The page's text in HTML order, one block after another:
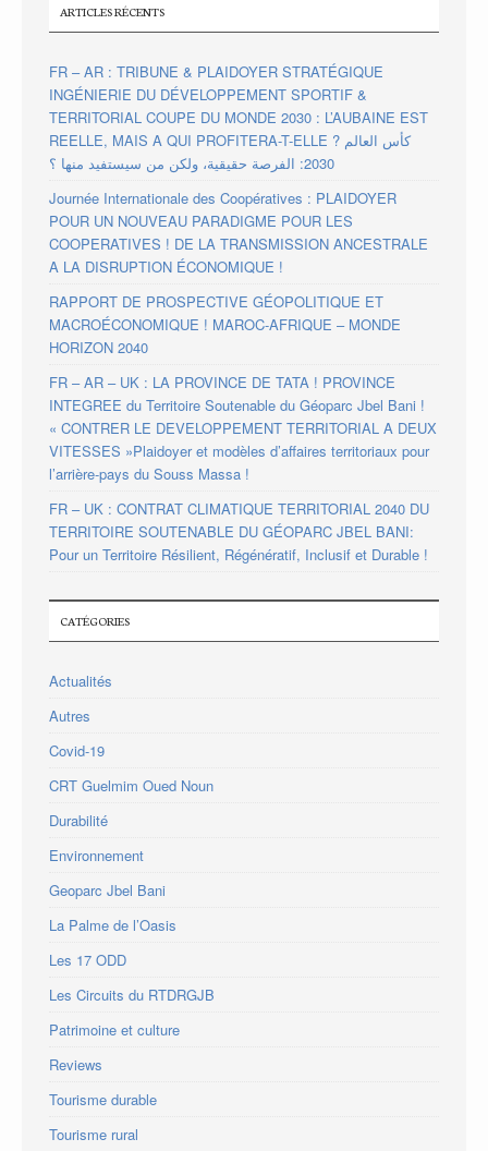
ARTICLES RÉCENTS
FR – AR : TRIBUNE & PLAIDOYER STRATÉGIQUE
INGÉNIERIE DU DÉVELOPPEMENT SPORTIF &
TERRITORIAL COUPE DU MONDE 2030 : L’AUBAINE EST
REELLE, MAIS A QUI PROFITERA-T-ELLE ? كأس العالم
2030: الفرصة حقيقية، ولكن من سيستفيد منها ؟
Journée Internationale des Coopératives : PLAIDOYER
POUR UN NOUVEAU PARADIGME POUR LES
COOPERATIVES ! DE LA TRANSMISSION ANCESTRALE
A LA DISRUPTION ÉCONOMIQUE !
RAPPORT DE PROSPECTIVE GÉOPOLITIQUE ET
MACROÉCONOMIQUE ! MAROC-AFRIQUE – MONDE
HORIZON 2040
FR – AR – UK : LA PROVINCE DE TATA ! PROVINCE
INTEGREE du Territoire Soutenable du Géoparc Jbel Bani !
« CONTRER LE DEVELOPPEMENT TERRITORIAL A DEUX
VITESSES »Plaidoyer et modèles d’affaires territoriaux pour
l’arrière-pays du Souss Massa !
FR – UK : CONTRAT CLIMATIQUE TERRITORIAL 2040 DU
TERRITOIRE SOUTENABLE DU GÉOPARC JBEL BANI:
Pour un Territoire Résilient, Régénératif, Inclusif et Durable !
CATÉGORIES
Actualités
Autres
Covid-19
CRT Guelmim Oued Noun
Durabilité
Environnement
Geoparc Jbel Bani
La Palme de l’Oasis
Les 17 ODD
Les Circuits du RTDRGJB
Patrimoine et culture
Reviews
Tourisme durable
Tourisme rural